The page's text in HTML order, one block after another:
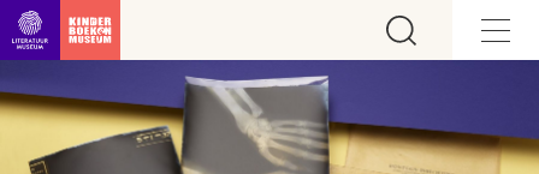
Ga direct naar inhoud